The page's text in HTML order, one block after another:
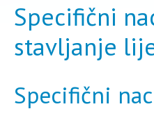
Specifični
stavljanje
Specifični